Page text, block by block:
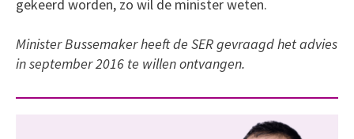
gekeerd worden, zo wil de minister weten.
Minister Bussemaker heeft de SER gevraagd het advies
in september 2016 te willen ontvangen.